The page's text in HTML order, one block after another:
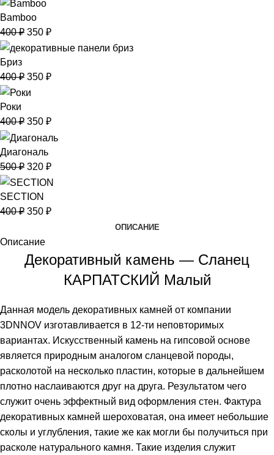
Bamboo
400₽ 350 ₽
Бриз
400₽ 350 ₽
Роки
400₽ 350 ₽
Диагональ
500₽ 320 ₽
SECTION
400₽ 350 ₽
ОПИСАНИЕ
Описание
Декоративный камень — Сланец
КАРПАТСКИЙ Малый
Данная модель декоративных камней от компании
3DNNOV изготавливается в 12-ти неповторимых
вариантах. Искусственный камень на гипсовой основе
является природным аналогом сланцевой породы,
расколотой на несколько пластин, которые в дальнейшем
плотно наслаиваются друг на друга. Результатом чего
служит очень эффектный вид оформления стен. Фактура
декоративных камней шероховатая, она имеет небольшие
сколы и углубления, такие же как могли бы получиться при
расколе натурального камня. Такие изделия служит